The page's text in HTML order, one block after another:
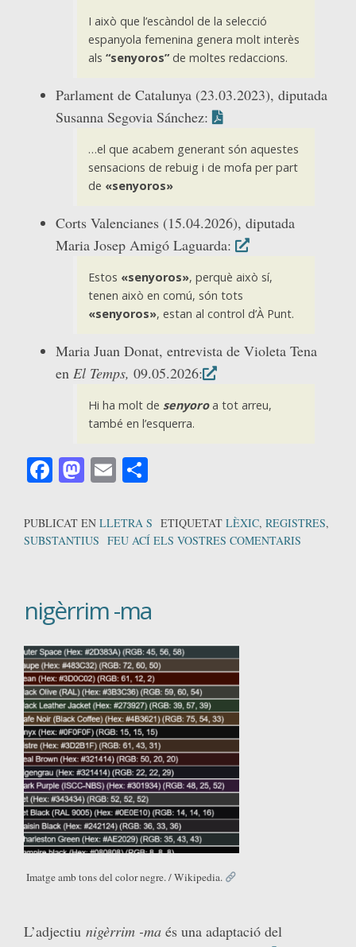
I això que l’escàndol de la selecció
espanyola femenina genera molt interès
als “senyoros”de moltes redaccions.
Parlament de Catalunya (23.03.2023), diputada
Susanna Segovia Sánchez:
…el que acabem generant són aquestes
sensacions de rebuig i de mofa per part
de «senyoros»
Corts Valencianes (15.04.2026), diputada
Maria Josep Amigó Laguarda:
Estos «senyoros», perquè això sí,
tenen això en comú, són tots
«senyoros», estan al control d’À Punt.
Maria Juan Donat, entrevista de Violeta Tena
en El Temps, 09.05.2026:
Hi ha molt de senyoroa tot arreu,
també en l’esquerra.
Facebook
Mastodon
Email
PUBLICAT EN LLETRA S ETIQUETAT LÈXIC, REGISTRES,
SUBSTANTIUS FEU ACÍ ELS VOSTRES COMENTARIS
nigèrrim -ma
Imatge amb tons del color negre. / Wikipedia.
L’adjectiu nigèrrim -ma és una adaptació del